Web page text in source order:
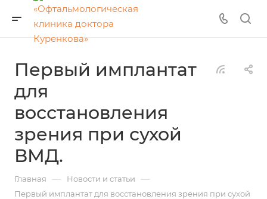
Первый имплантат
для
восстановления
зрения при сухой
ВМД.
Главная — Новости и статьи —
Первый имплантат для восстановления зрения при сухой